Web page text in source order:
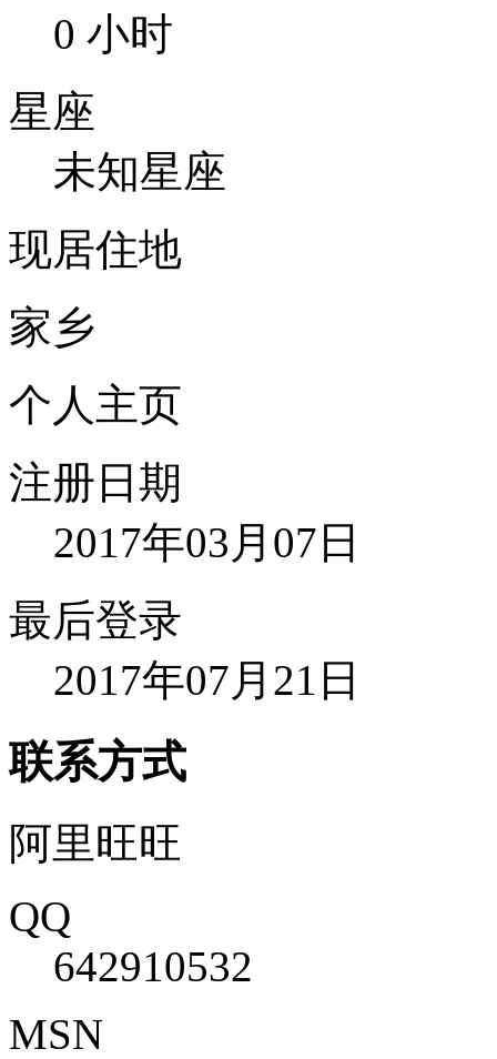
0 小时
星座
未知星座
现居住地
家乡
个人主页
注册日期
2017年03月07日
最后登录
2017年07月21日
联系方式
阿里旺旺
QQ
642910532
MSN